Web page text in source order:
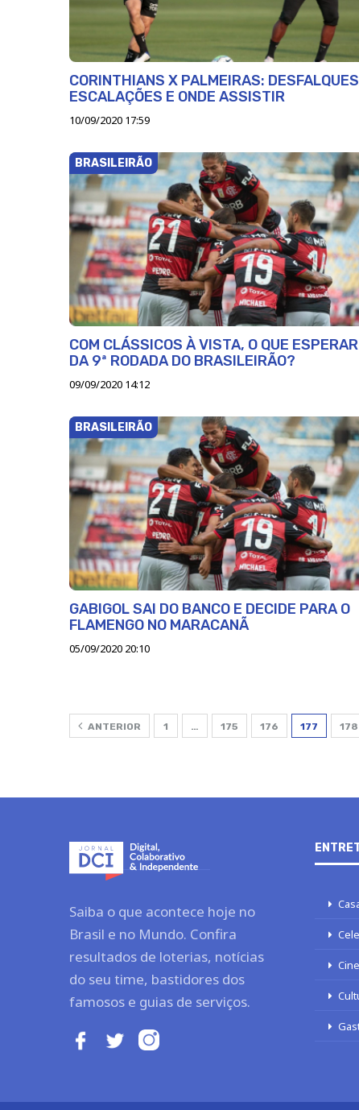
CORINTHIANS X PALMEIRAS:
ESCALAÇÕES E ONDE ASSISTIR
10/09/2020 17:59
BRASILEIRÃO
COM CLÁSSICOS À VISTA, O QUE ESPERAR
DA 9ª RODADA DO BRASILEIRÃO?
09/09/2020 14:12
BRASILEIRÃO
GABIGOL SAI DO BANCO E DECIDE PARA O
FLAMENGO NO MARACANÃ
05/09/2020 20:10
ANTERIOR 1 … 175 176 177 178
Saiba o que acontece hoje no
Brasil e no Mundo. Confira
resultados de loterias, notícias
do seu time, bastidores dos
famosos e guias de serviços.